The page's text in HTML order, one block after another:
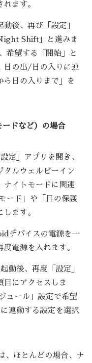
ます。
動後、再び「設定」
Shift」と進みま
希望する「開始」と
日の出/日の入りに連
ら日の入りまで」を
ドなど）の場合
定」アプリを開き、
タルウェルビーイン
ナイトモードに関連
ード」や「目の保護
ます。
デバイスの電源を一
電源を入れます。
動後、再度「設定」
目にアクセスしま
ュール」設定で希望
連動する設定を選択
、ほとんどの場合、ナ